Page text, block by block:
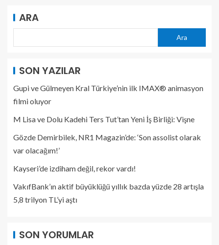
ARA
Ara
SON YAZILAR
Gupi ve Gülmeyen Kral Türkiye’nin ilk IMAX® animasyon
filmi oluyor
M Lisa ve Dolu Kadehi Ters Tut’tan Yeni İş Birliği: Vişne
Gözde Demirbilek, NR1 Magazin’de: ‘Son assolist olarak
var olacağım!’
Kayseri’de izdiham değil, rekor vardı!
VakıfBank’ın aktif büyüklüğü yıllık bazda yüzde 28 artışla
5,8 trilyon TL’yi aştı
SON YORUMLAR